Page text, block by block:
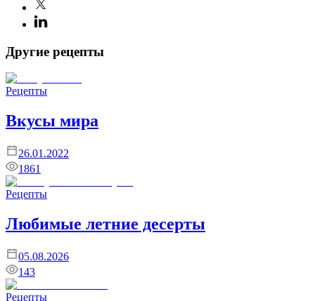
Другие рецепты
Рецепты
Вкусы мира
26.01.2022
1861
Рецепты
Любимые летние десерты
05.08.2026
143
Рецепты